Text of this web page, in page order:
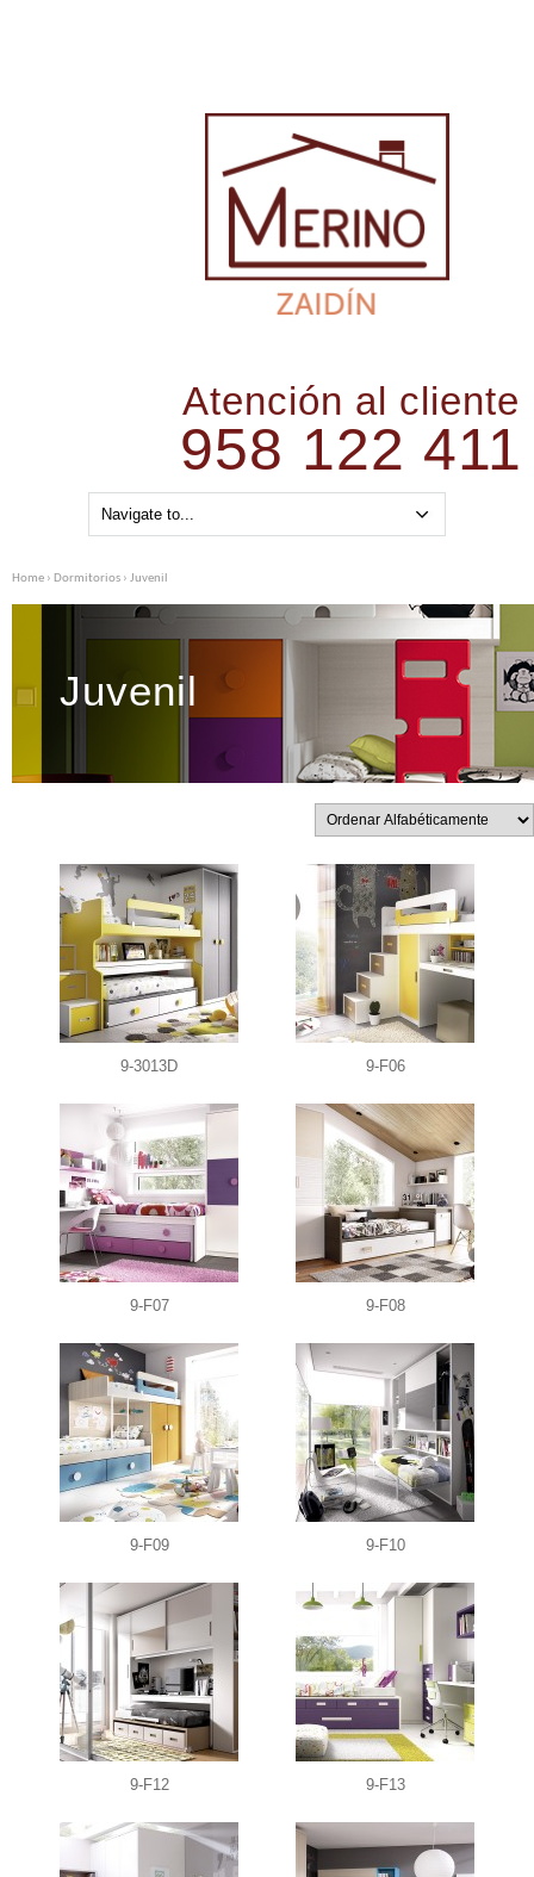
Atención al cliente
958 122 411
Home › Dormitorios › Juvenil
Juvenil
9-3013D 9-F06
9-F07 9-F08
9-F09 9-F10
9-F12 9-F13